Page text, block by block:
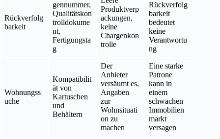
Rückverfolg
barkeit
gennummer,
Qualitätskon
trolldokume
nt,
Fertigungsta
g
Produktverp
ackungen,
keine
Chargenkon
trolle
Rückverfolg
barkeit
bedeutet
keine
Verantwortu
ng
Wohnungss
uche
Kompatibilit
ät von
Kartuschen
und
Behältern
Der
Anbieter
versäumt es,
Angaben
zur
Wohnsituati
on zu
machen
Eine starke
Patrone
kann in
einem
schwachen
Immobilien
markt
versagen